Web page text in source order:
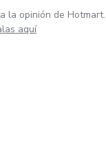
la opinión de Hotmart.
aquí